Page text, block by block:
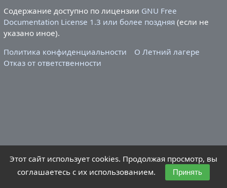
Содержание доступно по лицензии GNU Free
Documentation License 1.3 или более поздняя(если не
указано иное).
Политика конфиденциальности
О Летний лагере
Отказ от ответственности
Этот сайт использует cookies. Продолжая просмотр, вы
соглашаетесь с их использованием.
Принять